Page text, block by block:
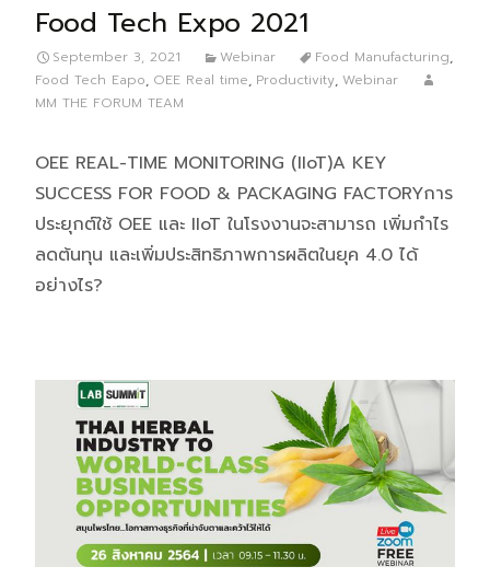
Food Tech Expo 2021
September 3, 2021 Webinar Food Manufacturing,
Food Tech Eapo, OEE Real time, Productivity, Webinar
MM THE FORUM TEAM
OEE REAL-TIME MONITORING (IIoT)A KEY
SUCCESS FOR FOOD & PACKAGING FACTORYการ
ประยุกต์ใช้ OEE และ IIoT ในโรงงานจะสามารถ เพิ่มกำไร
ลดต้นทุน และเพิ่มประสิทธิภาพการผลิตในยุค 4.0 ได้
อย่างไร?